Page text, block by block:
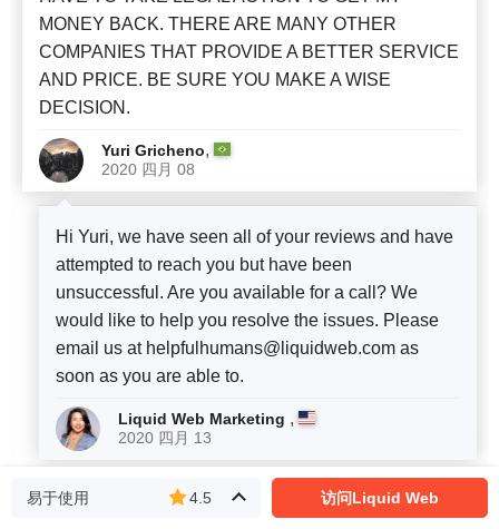
MONEY BACK. THERE ARE MANY OTHER
COMPANIES THAT PROVIDE A BETTER SERVICE
AND PRICE. BE SURE YOU MAKE A WISE
DECISION.
Yuri Gricheno,
2020 四月 08
Hi Yuri, we have seen all of your reviews and have
attempted to reach you but have been
unsuccessful. Are you available for a call? We
would like to help you resolve the issues. Please
email us at helpfulhumans@liquidweb.com as
soon as you are able to.
Liquid Web Marketing ,
2020 四月 13
易于使用 4.5 访问Liquid Web